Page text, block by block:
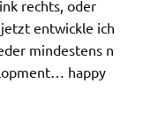
rechts, oder
entwickle ich
mindestens n
happy